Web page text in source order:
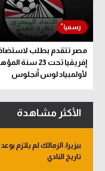
مصر تتقدم بطلب
إفريقيا تحت 23 سنة
لأولمبياد لوس أنجلوس
الأكثر مشاهدة
بيزيرا: الزمالك لم
تاريخ النادي